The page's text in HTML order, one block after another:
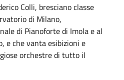
Colli, bresciano classe
di Milano,
di Pianoforte di Imola e al
e che vanta esibizioni e
orchestre di tutto il